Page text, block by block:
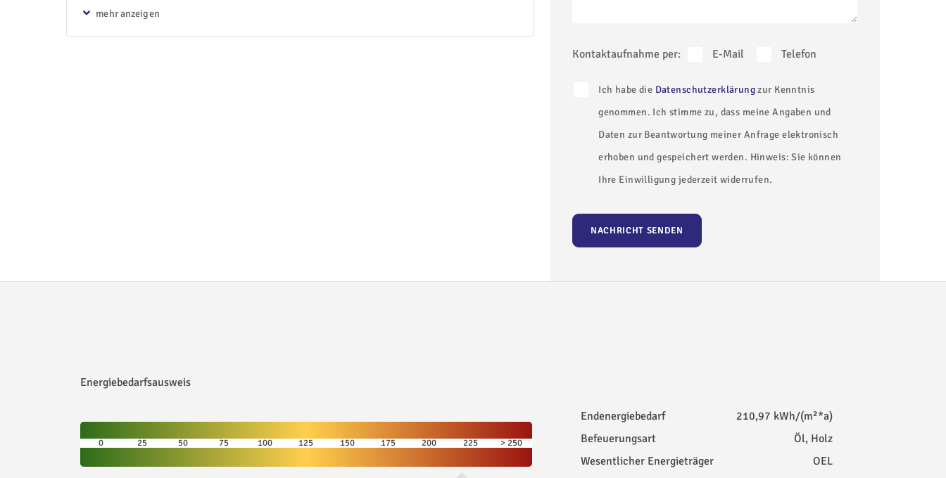
Hauptwohnung erstreckt sich über 2 Ebenen. Während Sie im Obergeschoss schon eine
vollwertige, moderne 2-Zimmer-Wohnung vorfinden, können Sie sich im Erdgeschoss noch
Zuneigung...
Kontaktaufnahme per: E-Mail Telefon
Ich habe die Datenschutzerklärungzur Kenntnis
genommen. Ich stimme zu, dass meine Angaben und
Daten zur Beantwortung meiner Anfrage elektronisch
erhoben und gespeichert werden. Hinweis: Sie können
Ihre Einwilligung jederzeit widerrufen.
NACHRICHT SENDEN
Energiebedarfsausweis
0 25 50 75 100 125 150 175 200 225 250
Endenergiebedarf
210,97 kWh/(m²*a)
Befeuerungsart
Öl, Holz
Wesentlicher Energieträger
OEL